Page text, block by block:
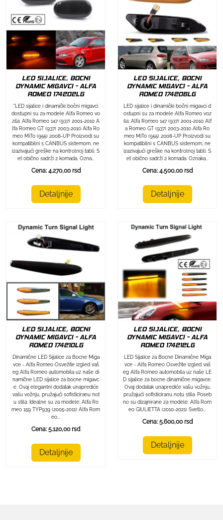
LED SIJALICE, BOCNI
DYNAMIC MIGAVCI - ALFA
ROMEO 174202LG
"LED sijalice i dinamički bočni migavci
dostupni su za modele Alfa Romeo vo
zila: Alfa Romeo 147 (937) 2001-2010 A
lfa Romeo GT (937) 2003-2010 Alfa Ro
meo MiTo (955) 2008-UP Proizvodi su
kompatibilni s CANBUS sistemom, ne
izazivajući greške na kontrolnoj tabli. S
et obično sadrži 2 komada. Ozna...
Cena: 4.270,00 rsd
Detaljnije
LED SIJALICE, BOCNI
DYNAMIC MIGAVCI - ALFA
ROMEO 174206LG
LED sijalice i dinamički bočni migavci d
ostupni su za modele Alfa Romeo voz
ila: Alfa Romeo 147 (937) 2001-2010 Alf
a Romeo GT (937) 2003-2010 Alfa Ro
meo MiTo (955) 2008-UP Proizvodi su
kompatibilni s CANBUS sistemom, ne
izazivajući greške na kontrolnoj tabli. S
et obično sadrži 2 komada. Oznaka...
Cena: 4.500,00 rsd
Detaljnije
LED SIJALICE, BOCNI
DYNAMIC MIGAVCI - ALFA
ROMEO 174210LG
Dinamične LED Sijalice za Bocne Miga
vce - Alfa Romeo Osvežite izgled vaš
eg Alfa Romeo automobila uz naše di
namične LED sijalice za bocne migavc
e. Ovaj elegantni dodatak unaprediće
vašu vožnju, pružajući sofisticiranu not
u stila. Idealne su za modele: Alfa Ro
meo 159 TYP939 (2005-2011) Alfa Rom
eo...
Cena: 5.120,00 rsd
Detaljnije
LED SIJALICE, BOCNI
DYNAMIC MIGAVCI - ALFA
ROMEO 174212LG
LED Sijalice za Bocne Dinamične Miga
vce - Alfa Romeo Osvežite izgled vaš
eg Alfa Romeo automobila uz naše LE
D sijalice za bocne dinamične migavce.
Ovaj dodatak unaprediće vašu vožnju,
pružajući sofisticiranu notu stila. Poseb
no su dizajnirane za modele: Alfa Rom
eo GIULIETTA (2010-2021) Svetlo...
Cena: 5.600,00 rsd
Detaljnije